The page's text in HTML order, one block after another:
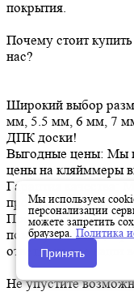
покрытия.
Почему стоит
нас?
Широкий выбор
мм, 5.5 мм, 6 мм, 7
ДПК доски!
Выгодные цены: Мы
цены на кляйммеры
Гарантия качества:
продукции и
Профессиональная
помогут вам
ответят на все ваши
Не упустите
Мы используем
персонализации
можете запретить
браузера. Политика
Принять